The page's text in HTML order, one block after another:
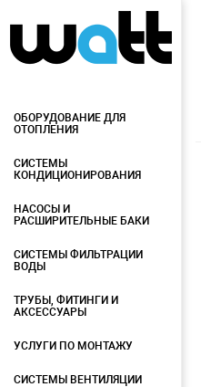
ОБОРУДОВАНИЕ ДЛЯ
ОТОПЛЕНИЯ
СИСТЕМЫ
КОНДИЦИОНИРОВАНИЯ
НАСОСЫ И
РАСШИРИТЕЛЬНЫЕ БАКИ
СИСТЕМЫ ФИЛЬТРАЦИИ
ВОДЫ
ТРУБЫ, ФИТИНГИ И
АКСЕССУАРЫ
УСЛУГИ ПО МОНТАЖУ
СИСТЕМЫ ВЕНТИЛЯЦИИ